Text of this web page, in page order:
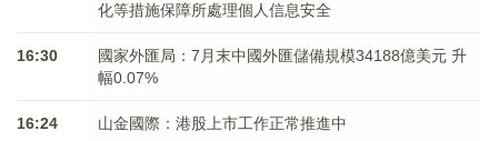
化等措施保障所處理個人信息安全
16:30
國家外匯局：7月末中國外匯儲備規模34188億美元 升
幅0.07%
16:24 山金國際：港股上市工作正常推進中